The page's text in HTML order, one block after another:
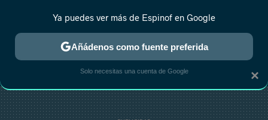
ESTRENOS REALITY ANIME RANKINGS CINE
×
Ya puedes ver más de Espinof en Google
Añádenos como fuente preferida
Solo necesitas una cuenta de Google